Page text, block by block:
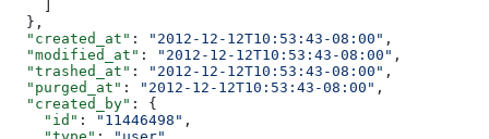
  },
  "created_at"
: "2012-12-12T10:53:43-08:00" ,
  "modified_at"
: "2012-12-12T10:53:43-08:00" ,
  "trashed_at"
: "2012-12-12T10:53:43-08:00" ,
  "purged_at"
: "2012-12-12T10:53:43-08:00" ,
  "created_by"
: {
    "id"
: "11446498" ,